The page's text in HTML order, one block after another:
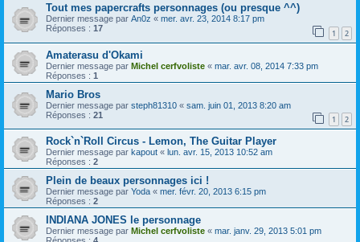
Tout mes papercrafts personnages (ou presque ^^)
Dernier message par An0z « mer. avr. 23, 2014 8:17 pm
Réponses : 17 1 2
Amaterasu d'Okami
Dernier message par Michel cerfvoliste « mar. avr. 08, 2014 7:33 pm
Réponses : 1
Mario Bros
Dernier message par steph81310 « sam. juin 01, 2013 8:20 am
Réponses : 21 1 2
Rock`n`Roll Circus - Lemon, The Guitar Player
Dernier message par kapout « lun. avr. 15, 2013 10:52 am
Réponses : 2
Plein de beaux personnages ici !
Dernier message par Yoda « mer. févr. 20, 2013 6:15 pm
Réponses : 2
INDIANA JONES le personnage
Dernier message par Michel cerfvoliste « mar. janv. 29, 2013 5:01 pm